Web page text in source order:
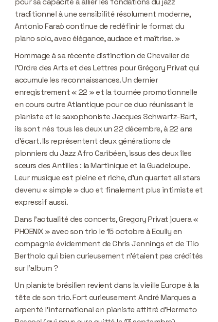
traditionnel à une sensibilité résolument moderne,
Antonio Faraò continue de redéfinir le format du
piano solo, avec élégance, audace et maîtrise. »
Hommage à sa récente distinction de Chevalier de
l’Ordre des Arts et des Lettres pour Grégory Privat qui
accumule les reconnaissances. Un dernier
enregistrement « 22 » et la tournée promotionnelle
en cours outre Atlantique pour ce duo réunissant le
pianiste et le saxophoniste Jacques Schwartz-Bart,
ils sont nés tous les deux un 22 décembre, à 22 ans
d’écart. Ils représentent deux générations de
pionniers du Jazz Afro Caribéen, issus des deux îles
sœurs des Antilles : la Martinique et la Guadeloupe.
Leur musique est pleine et riche, d’un quartet all stars
devenu « simple » duo et finalement plus intimiste et
expressif aussi.
Dans l’actualité des concerts, Gregory Privat jouera «
PHOENIX » avec son trio le 15 octobre à Ecully en
compagnie évidemment de Chris Jennings et de Tilo
Bertholo qui bien curieusement n’étaient pas crédités
sur l’album ?
Un pianiste brésilien revient dans la vieille Europe à la
tête de son trio. Fort curieusement André Marques a
arpenté l’international en pianiste attitré d’Hermeto